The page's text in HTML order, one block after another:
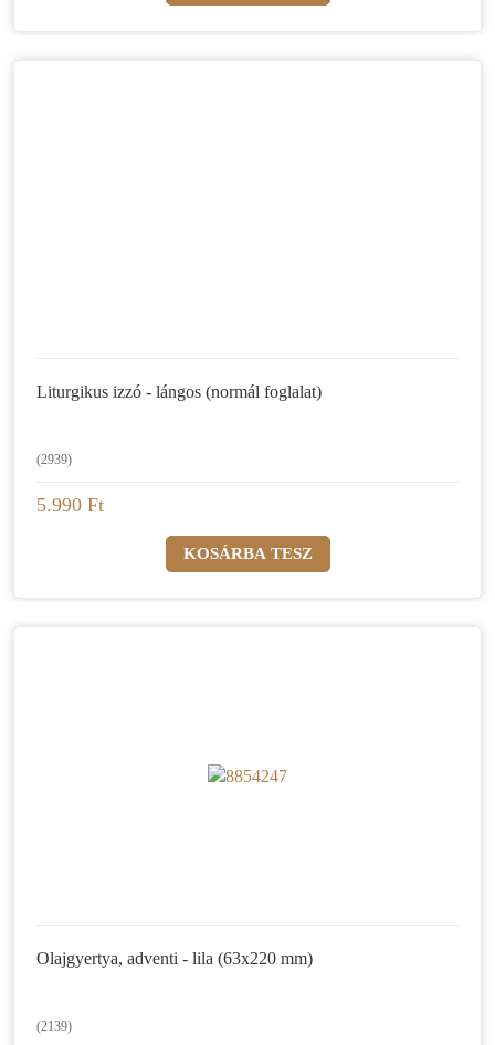
Liturgikus izzó - lángos (normál foglalat)
(2939)
5.990 Ft
Olajgyertya, adventi - lila (63x220 mm)
(2139)